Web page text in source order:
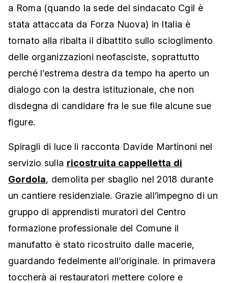
a Roma (quando la sede del sindacato Cgil è
stata attaccata da Forza Nuova) in Italia è
tornato alla ribalta il dibattito sullo scioglimento
delle organizzazioni neofasciste, soprattutto
perché l’estrema destra da tempo ha aperto un
dialogo con la destra istituzionale, che non
disdegna di candidare fra le sue file alcune sue
figure.
Spiragli di luce li racconta Davide Martinoni nel
servizio sulla ricostruita cappelletta di
Gordola, demolita per sbaglio nel 2018 durante
un cantiere residenziale. Grazie all’impegno di un
gruppo di apprendisti muratori del Centro
formazione professionale del Comune il
manufatto è stato ricostruito dalle macerie,
guardando fedelmente all’originale. In primavera
toccherà ai restauratori mettere colore e